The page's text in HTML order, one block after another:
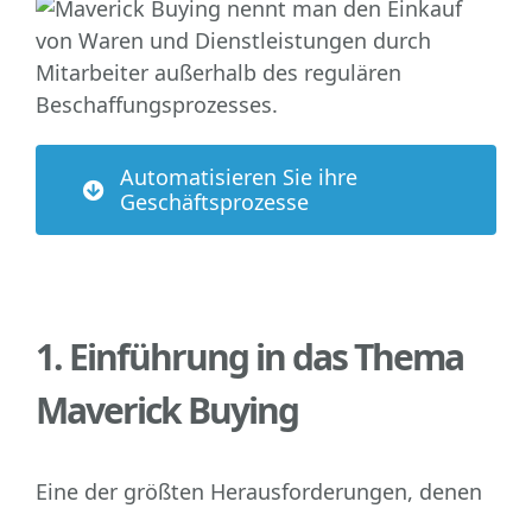
Automatisieren Sie ihre
Geschäftsprozesse
1. Einführung in das Thema
Maverick Buying
Eine der größten Herausforderungen, denen